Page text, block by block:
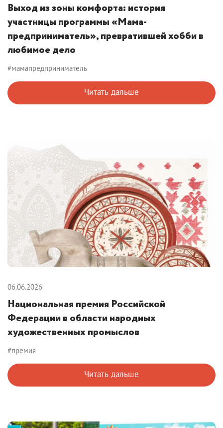
Выход из зоны комфорта: история
участницы программы «Мама-
предприниматель», превратившей хобби в
любимое дело
#мамапредприниматель
Читать дальше
06.06.2026
Национальная премия Российской
Федерации в области народных
художественных промыслов
#премия
Читать дальше